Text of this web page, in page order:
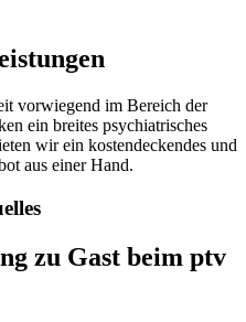
vorwiegend im Bereich der
ein breites psychiatrisches
wir ein kostendeckendes und
aus einer Hand.
zu Gast beim ptv